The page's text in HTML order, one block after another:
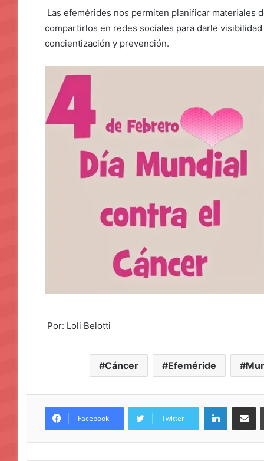
Las efemérides nos permiten planificar materiales
compartirlos en redes sociales para darle
concientización y prevención.
Por: Loli Belotti
Cáncer Efeméride
Facebook Twitter
LinkedIn